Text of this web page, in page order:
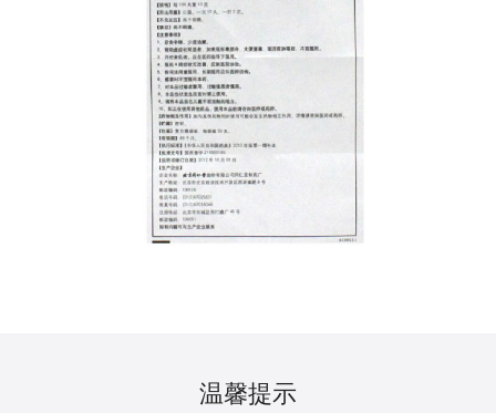
温馨提示